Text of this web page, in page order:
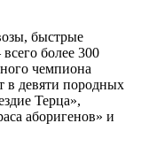
быстрые
более 300
чемпиона
девяти породных
Терца»,
аборигенов» и